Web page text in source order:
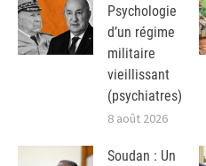
Psychologie
d’un régime
militaire
vieillissant
(psychiatres)
8 août 2026
Soudan : Un